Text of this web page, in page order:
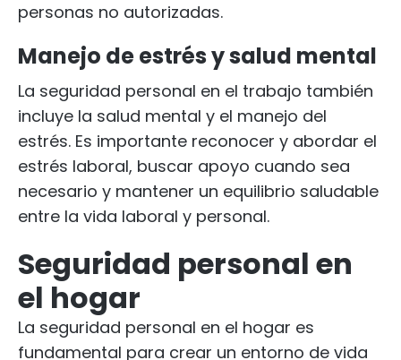
personas no autorizadas.
Manejo de estrés y salud mental
La seguridad personal en el trabajo también
incluye la salud mental y el manejo del
estrés. Es importante reconocer y abordar el
estrés laboral, buscar apoyo cuando sea
necesario y mantener un equilibrio saludable
entre la vida laboral y personal.
Seguridad personal en
el hogar
La seguridad personal en el hogar es
fundamental para crear un entorno de vida